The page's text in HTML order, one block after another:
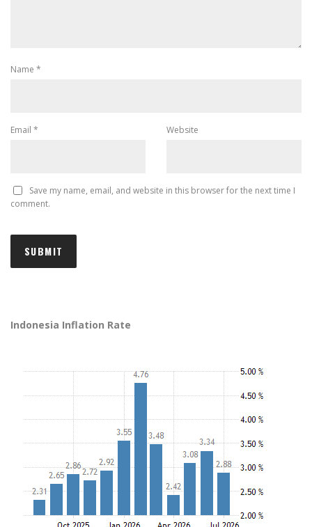
Name *
Email * Website
Save my name, email, and website in this browser for the next time I
comment.
Indonesia Inflation Rate